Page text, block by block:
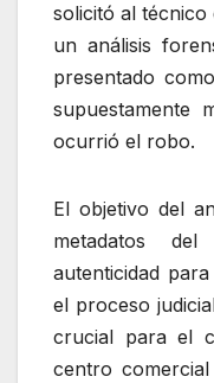
solicitó al técnico
un análisis
presentado
supuestamente
ocurrió el robo.
El objetivo del
metadatos
autenticidad
el proceso
crucial para el
centro